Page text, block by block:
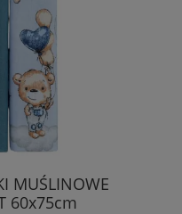
MUŚLINOWE
60x75cm